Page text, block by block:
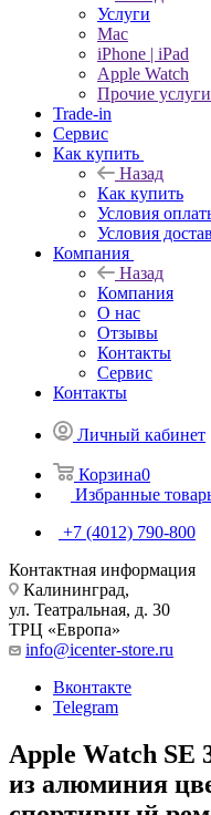
Услуги
Mac
iPhone | iPad
Apple Watch
Прочие услуги
Trade-in
Сервис
Как купить
Назад
Как купить
Условия
Условия
Компания
Назад
Компания
О нас
Отзывы
Контакты
Сервис
Контакты
Личный кабинет
Корзина0
Избранные
+7 (4012) 790-800
Контактная информация
Калининград,
ул. Театральная, д. 30
ТРЦ «Европа»
info@icenter-store.ru
Вконтакте
Telegram
Apple Watch SE
из алюминия